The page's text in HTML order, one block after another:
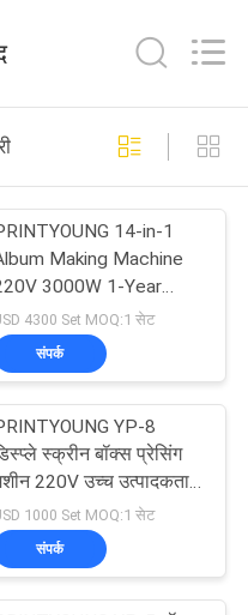
89
मशीन
104
14-in-1
Making Machine
3000W 1-Year
4300 Set MOQ:1 सेट
संपर्क
YP-8
स्क्रीन बॉक्स प्रेसिंग
220V उच्च उत्पादकता
15 पीसी/मिनट 500 मिमी
कार्य करने योग्य
1000 Set MOQ:1 सेट
संपर्क